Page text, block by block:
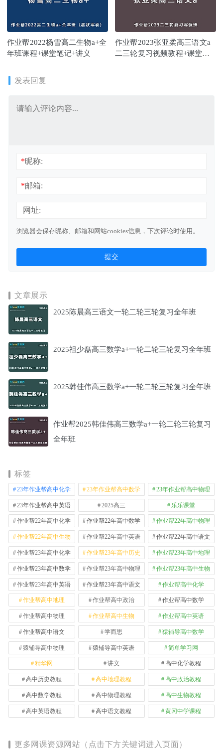
作业帮2022杨雪高二生物a+全
年班课程+课堂笔记+讲义
作业帮2023张亚柔高三语文a
二三轮复习视频教程+课堂笔
发表回复
*昵称:
*邮箱:
网址:
浏览器会保存昵称、邮箱和网站cookies信息，下次评论时使用。
文章展示
2025陈晨高三语文一轮二轮三轮复习全年班
2025祖少磊高三数学a+一轮二轮三轮复习全年班
2025韩佳伟高三数学a+一轮二轮三轮复习全年班
作业帮2025韩佳伟高三数学a+一轮二轮三轮复习
全年班
标签
23年作业帮高中化学 23年作业帮高中数学 23年作业帮高中物理
23年作业帮高中英语 2025高三 乐乐课堂
作业帮22年高中化学 作业帮22年高中数学 作业帮22年高中物理
作业帮22年高中生物 作业帮22年高中英语 作业帮22年高中语文
作业帮23年高中化学 作业帮23年高中历史 作业帮23年高中地理
作业帮23年高中数学 作业帮23年高中物理 作业帮23年高中生物
作业帮23年高中英语 作业帮23年高中语文 作业帮高中化学
作业帮高中地理 作业帮高中政治 作业帮高中数学
作业帮高中物理 作业帮高中生物 作业帮高中英语
作业帮高中语文 学而思 猿辅导高中数学
猿辅导高中物理 猿辅导高中英语 简单学习网
精华网 讲义 高中化学教程
高中历史教程 高中地理教程 高中政治教程
高中数学教程 高中物理教程 高中生物教程
高中英语教程 高中语文教程 黄冈中学课程
更多网课资源网站（点击下方关键词进入页面）